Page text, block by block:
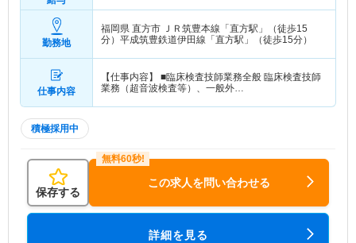
勤務地
福岡県 直方市
ＪＲ筑豊本線「直方駅」（徒歩15
分）平成筑豊鉄道伊田線「直方駅」（徒歩15分）
仕事内容
【仕事内容】 ■臨床検査技師業務全般 臨床検査技師
業務（超音波検査等）、一般外…
積極採用中
保存する
この求人を問い合わせる
詳細を見る